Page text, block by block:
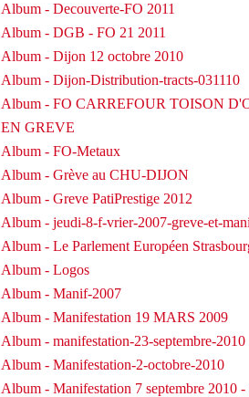
Album - Decouverte-FO 2011
Album - DGB - FO 21 2011
Album - Dijon 12 octobre 2010
Album - Dijon-Distribution-tracts-031110
Album - FO CARREFOUR TOISON
EN GREVE
Album - FO-Metaux
Album - Grève au CHU-DIJON
Album - Greve PatiPrestige 2012
Album - jeudi-8-f-vrier-2007-greve-et-
Album - Le Parlement Européen
Album - Logos
Album - Manif-2007
Album - Manifestation 19 MARS 2009
Album - manifestation-23-septembre-2010
Album - Manifestation-2-octobre-2010
Album - Manifestation 7 septembre 2010 -